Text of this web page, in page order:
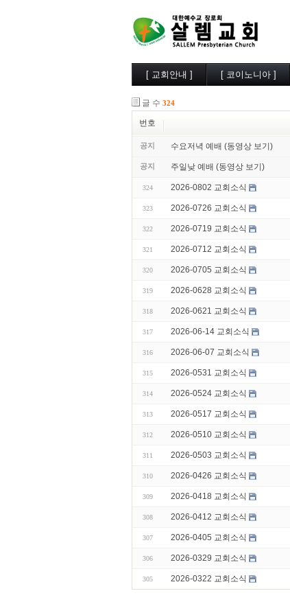
[ 교회안내 ]
예배시간
담임목사
부교역자
시무장로
오시는길
[ 코이노니아 ]
큐티/묵상
나눔자료
글 수 324
번호
공지 수요저녁 예배 (동영상 보기)
공지 주일낮 예배 (동영상 보기)
324 2026-0802 교회소식
323 2026-0726 교회소식
322 2026-0719 교회소식
321 2026-0712 교회소식
320 2026-0705 교회소식
319 2026-0628 교회소식
318 2026-0621 교회소식
317 2026-06-14 교회소식
316 2026-06-07 교회소식
315 2026-0531 교회소식
314 2026-0524 교회소식
313 2026-0517 교회소식
312 2026-0510 교회소식
311 2026-0503 교회소식
310 2026-0426 교회소식
309 2026-0418 교회소식
308 2026-0412 교회소식
307 2026-0405 교회소식
306 2026-0329 교회소식
305 2026-0322 교회소식